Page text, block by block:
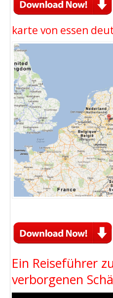
karte von essen
Ein Reiseführer
verborgenen